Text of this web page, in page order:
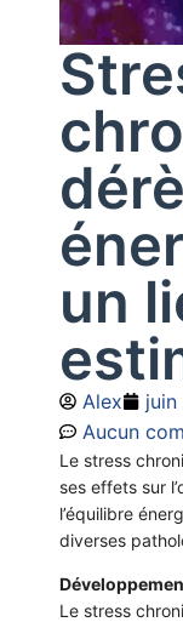
un
Alex
Aucun
Le stress
ses effets sur
l’équilibre
diverses
Le stress